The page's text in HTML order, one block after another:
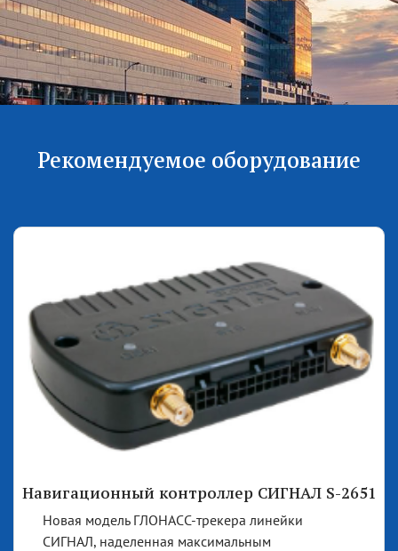
Рекомендуемое оборудование
Навигационный контроллер СИГНАЛ S-2651
Новая модель ГЛОНАСС-трекера линейки
СИГНАЛ, наделенная максимальным